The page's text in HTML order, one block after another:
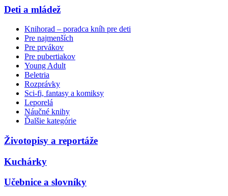
Deti a mládež
Knihorad – poradca kníh pre deti
Pre najmenších
Pre prvákov
Pre pubertiakov
Young Adult
Beletria
Rozprávky
Sci-fi, fantasy a komiksy
Leporelá
Náučné knihy
Ďalšie kategórie
Životopisy a reportáže
Kuchárky
Učebnice a slovníky